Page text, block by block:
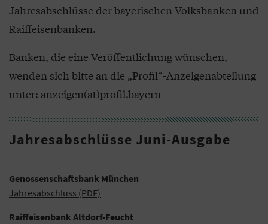
Jahresabschlüsse der bayerischen Volksbanken und
Raiffeisenbanken.
Banken, die eine Veröffentlichung wünschen,
wenden sich bitte an die „Profil“-Anzeigenabteilung
unter: anzeigen(at)profil.bayern
Jahresabschlüsse Juni-Ausgabe
Genossenschaftsbank München
Jahresabschluss (PDF)
Raiffeisenbank Altdorf-Feucht